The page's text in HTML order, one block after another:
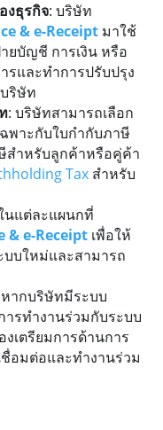
งธุรกิจ: บริษัท
& e-Receipt มาใช้
ยบัญชี การเงิน หรือ
และทำการปรับปรุง
ริษัท
: บริษัทสามารถเลือก
ฉพาะกับใบกำกับภาษี
สำหรับลูกค้าหรือคู่ค้า
Tax สำหรับ
นแต่ละแผนกที่
& e-Receipt เพื่อให้
บบใหม่และสามารถ
หากบริษัทมีระบบ
ารทำงานร่วมกับระบบ
งเตรียมการด้านการ
อมต่อและทำงานร่วม